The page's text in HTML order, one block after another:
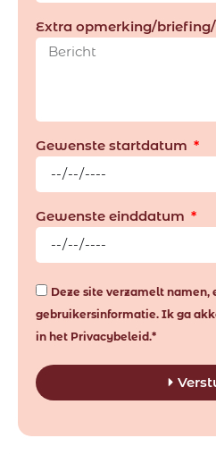
Extra opmerking/
Gewenste startdatum
Gewenste einddatum
Deze site verzamelt namen,
gebruikersinformatie. Ik ga
in het Privacybeleid.*